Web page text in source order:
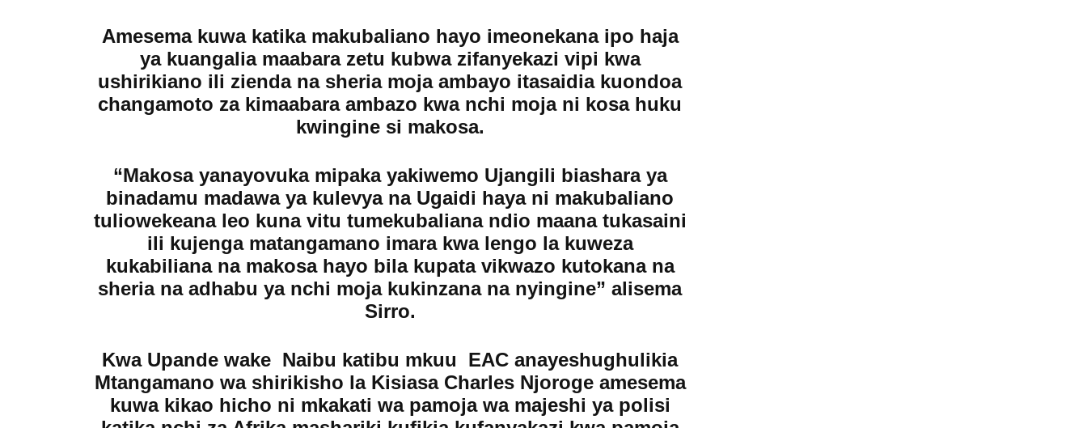
Amesema kuwa katika makubaliano hayo imeonekana ipo haja
ya kuangalia maabara zetu kubwa zifanyekazi vipi kwa
ushirikiano ili zienda na sheria moja ambayo itasaidia kuondoa
changamoto za kimaabara ambazo kwa nchi moja ni kosa huku
kwingine si makosa.
“Makosa yanayovuka mipaka yakiwemo Ujangili biashara ya
binadamu madawa ya kulevya na Ugaidi haya ni makubaliano
tuliowekeana leo kuna vitu tumekubaliana ndio maana tukasaini
ili kujenga matangamano imara kwa lengo la kuweza
kukabiliana na makosa hayo bila kupata vikwazo kutokana na
sheria na adhabu ya nchi moja kukinzana na nyingine” alisema
Sirro.
Kwa Upande wake Naibu katibu mkuu EAC anayeshughulikia
Mtangamano wa shirikisho la Kisiasa Charles Njoroge amesema
kuwa kikao hicho ni mkakati wa pamoja wa majeshi ya polisi